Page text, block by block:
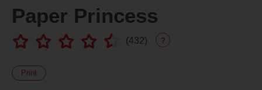
Paper Princess
(432) ?
Print